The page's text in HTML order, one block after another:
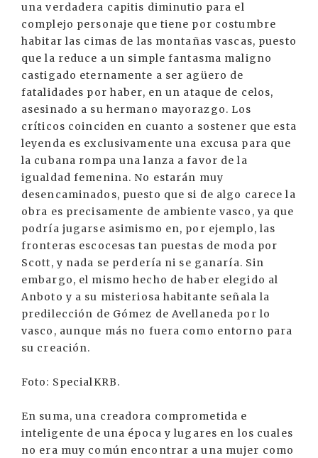
una verdadera capitis diminutio para el
complejo personaje que tiene por costumbre
habitar las cimas de las montañas vascas, puesto
que la reduce a un simple fantasma maligno
castigado eternamente a ser agüero de
fatalidades por haber, en un ataque de celos,
asesinado a su hermano mayorazgo. Los
críticos coinciden en cuanto a sostener que esta
leyenda es exclusivamente una excusa para que
la cubana rompa una lanza a favor de la
igualdad femenina. No estarán muy
desencaminados, puesto que si de algo carece la
obra es precisamente de ambiente vasco, ya que
podría jugarse asimismo en, por ejemplo, las
fronteras escocesas tan puestas de moda por
Scott, y nada se perdería ni se ganaría. Sin
embargo, el mismo hecho de haber elegido al
Anboto y a su misteriosa habitante señala la
predilección de Gómez de Avellaneda por lo
vasco, aunque más no fuera como entorno para
su creación.
Foto: SpecialKRB.
En suma, una creadora comprometida e
inteligente de una época y lugares en los cuales
no era muy común encontrar a una mujer como